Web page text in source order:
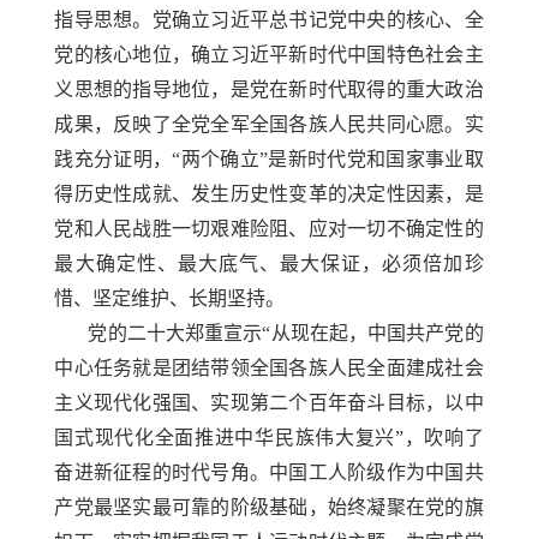
指导思想。党确立习近平总书记党中央的核心、全
党的核心地位，确立习近平新时代中国特色社会主
义思想的指导地位，是党在新时代取得的重大政治
成果，反映了全党全军全国各族人民共同心愿。实
践充分证明，“两个确立”是新时代党和国家事业取
得历史性成就、发生历史性变革的决定性因素，是
党和人民战胜一切艰难险阻、应对一切不确定性的
最大确定性、最大底气、最大保证，必须倍加珍
惜、坚定维护、长期坚持。
党的二十大郑重宣示“从现在起，中国共产党的
中心任务就是团结带领全国各族人民全面建成社会
主义现代化强国、实现第二个百年奋斗目标，以中
国式现代化全面推进中华民族伟大复兴”，吹响了
奋进新征程的时代号角。中国工人阶级作为中国共
产党最坚实最可靠的阶级基础，始终凝聚在党的旗